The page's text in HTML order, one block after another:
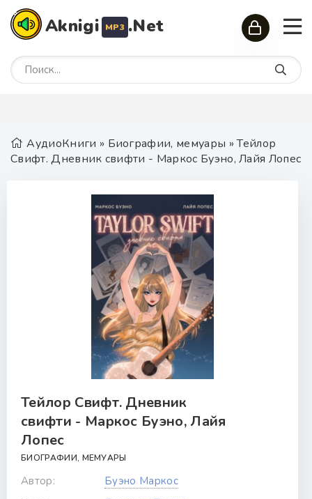
Aknigi MP3 .Net
АудиоКниги » Биографии, мемуары » Тейлор
Свифт. Дневник свифти - Маркос Буэно, Лайя Лопес
Тейлор Свифт. Дневник
свифти - Маркос Буэно, Лайя
Лопес
БИОГРАФИИ, МЕМУАРЫ
Автор:
Буэно Маркос